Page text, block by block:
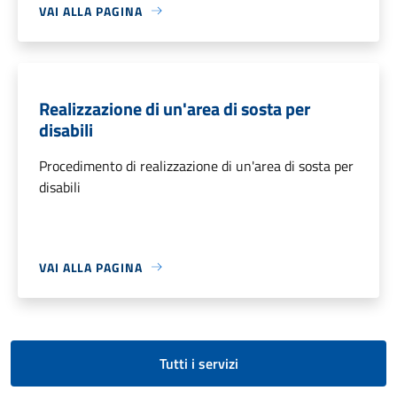
VAI ALLA PAGINA
Realizzazione di un'area di sosta per
disabili
Procedimento di realizzazione di un'area di sosta per
disabili
VAI ALLA PAGINA
Tutti i servizi